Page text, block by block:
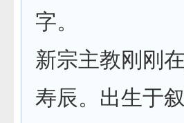
字。
新宗主教刚刚
寿辰。出生于